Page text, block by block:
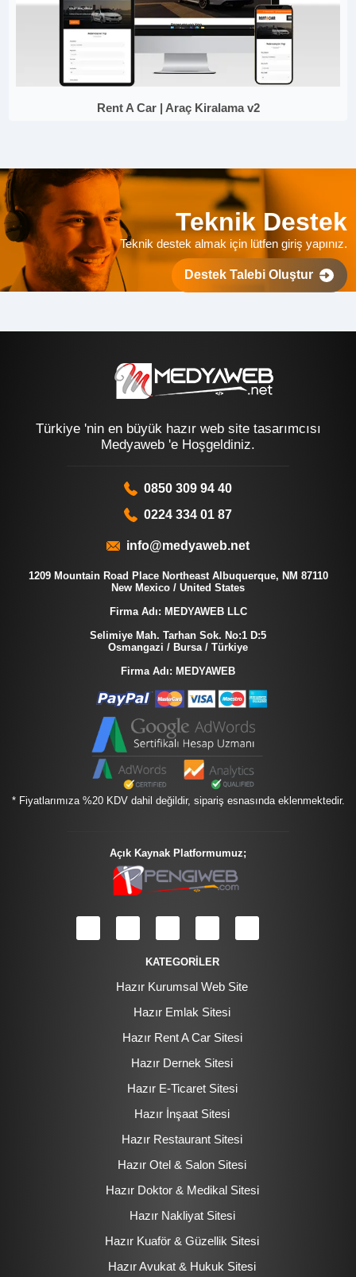
Rent A Car | Araç Kiralama v2
Teknik Destek
Teknik destek almak için lütfen giriş yapınız.
Destek Talebi Oluştur
Türkiye 'nin en büyük hazır web site tasarımcısı
Medyaweb 'e Hoşgeldiniz.
0850 309 94 40
0224 334 01 87
info@medyaweb.net
1209 Mountain Road Place Northeast Albuquerque, NM 87110
New Mexico / United States
Firma Adı: MEDYAWEB LLC
Selimiye Mah. Tarhan Sok. No:1 D:5
Osmangazi / Bursa / Türkiye
Firma Adı: MEDYAWEB
* Fiyatlarımıza %20 KDV dahil değildir, sipariş esnasında eklenmektedir.
Açık Kaynak Platformumuz;
KATEGORİLER
Hazır Kurumsal Web Site
Hazır Emlak Sitesi
Hazır Rent A Car Sitesi
Hazır Dernek Sitesi
Hazır E-Ticaret Sitesi
Hazır İnşaat Sitesi
Hazır Restaurant Sitesi
Hazır Otel & Salon Sitesi
Hazır Doktor & Medikal Sitesi
Hazır Nakliyat Sitesi
Hazır Kuaför & Güzellik Sitesi
Hazır Avukat & Hukuk Sitesi